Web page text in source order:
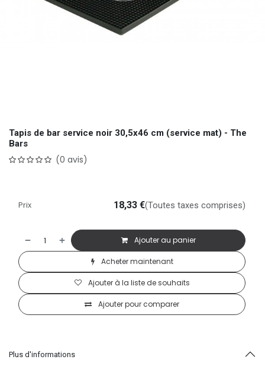
Tapis de bar service noir 30,5x46 cm (service mat) - The
Bars
(0 avis)
Ajouter au panier
Acheter maintenant
Ajouter pour comparer
Ajouter à la liste de souhaits
Prix 18,33 €(Toutes taxes comprises)
Plus d'informations